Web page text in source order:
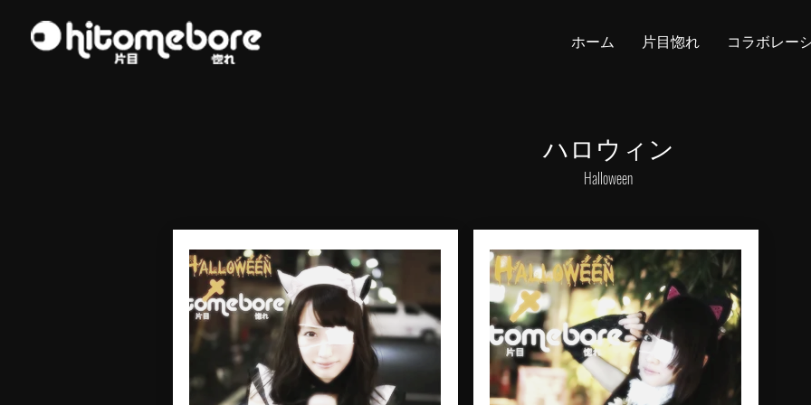
ホーム 片目惚れ コラボレー
ハロウィン
Halloween